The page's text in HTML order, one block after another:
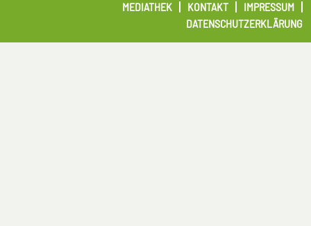
MEDIATHEK KONTAKT
IMPRESSUM
DATENSCHUTZERKLÄRUNG